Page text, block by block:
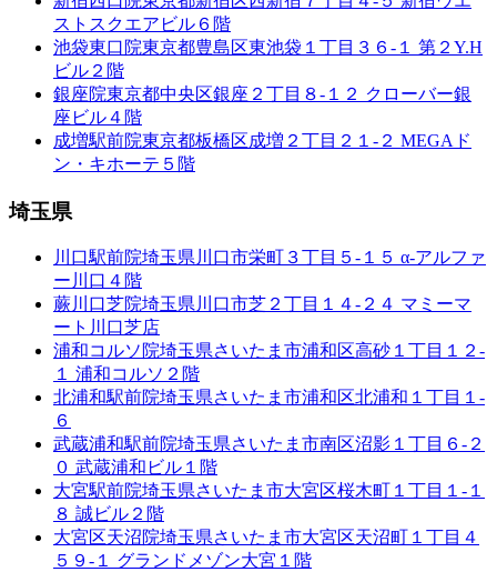
ストスクエアビル６階
池袋東口院東京都豊島区東池袋１丁目３６-１ 第２Y.H
ビル２階
銀座院東京都中央区銀座２丁目８-１２ クローバー銀
座ビル４階
成増駅前院東京都板橋区成増２丁目２１-２ MEGAド
ン・キホーテ５階
埼玉県
川口駅前院埼玉県川口市栄町３丁目５-１５ α-アルファ
ー川口４階
蕨川口芝院埼玉県川口市芝２丁目１４-２４ マミーマ
ート川口芝店
浦和コルソ院埼玉県さいたま市浦和区高砂１丁目１２-
１ 浦和コルソ２階
北浦和駅前院埼玉県さいたま市浦和区北浦和１丁目１-
６
武蔵浦和駅前院埼玉県さいたま市南区沼影１丁目６-２
０ 武蔵浦和ビル１階
大宮駅前院埼玉県さいたま市大宮区桜木町１丁目１-１
８ 誠ビル２階
大宮区天沼院埼玉県さいたま市大宮区天沼町１丁目４
５９-１ グランドメゾン大宮１階